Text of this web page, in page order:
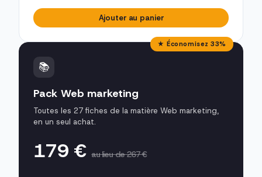
Ajouter au panier
★ Économisez 33%
📚
Pack Web marketing
Toutes les 27 fiches de la matière Web marketing,
en un seul achat.
179 €au lieu de 267 €